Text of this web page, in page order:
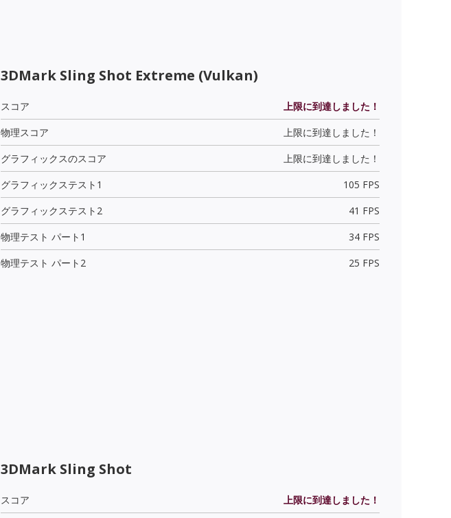
3DMark Sling Shot Extreme (Vulkan)
スコア
上限に到達しました！
物理スコア
上限に到達しました！
グラフィックスのスコア
上限に到達しました！
グラフィックステスト1
105 FPS
グラフィックステスト2
41 FPS
物理テスト パート1
34 FPS
物理テスト パート2
25 FPS
3DMark Sling Shot
スコア
上限に到達しました！